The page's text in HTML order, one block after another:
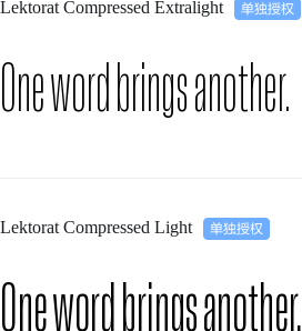
Lektorat Compressed Extralight
One word brings another.
Lektorat Compressed Light
One word brings another.